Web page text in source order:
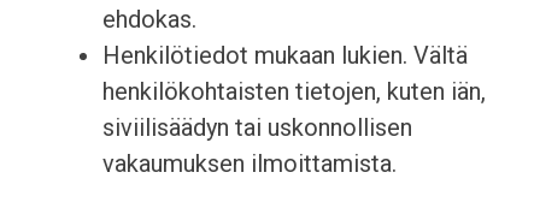
ehdokas.
Henkilötiedot mukaan lukien. Vältä
henkilökohtaisten tietojen, kuten iän,
siviilisäädyn tai uskonnollisen
vakaumuksen ilmoittamista.